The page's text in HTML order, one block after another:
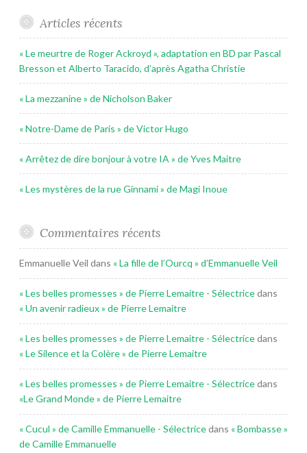
Articles récents
« Le meurtre de Roger Ackroyd », adaptation en BD par Pascal
Bresson et Alberto Taracido, d’après Agatha Christie
« La mezzanine » de Nicholson Baker
« Notre-Dame de Paris » de Victor Hugo
« Arrêtez de dire bonjour à votre IA » de Yves Maitre
« Les mystères de la rue Ginnami » de Magi Inoue
Commentaires récents
Emmanuelle Veil dans « La fille de l’Ourcq » d’Emmanuelle Veil
« Les belles promesses » de Pierre Lemaitre - Sélectricedans
« Un avenir radieux » de Pierre Lemaitre
« Les belles promesses » de Pierre Lemaitre - Sélectricedans
« Le Silence et la Colère » de Pierre Lemaitre
« Les belles promesses » de Pierre Lemaitre - Sélectricedans
«Le Grand Monde » de Pierre Lemaitre
« Cucul » de Camille Emmanuelle - Sélectricedans « Bombasse »
de Camille Emmanuelle